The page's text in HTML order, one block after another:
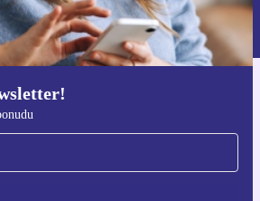
osobnih podataka možeš pronaći u našim
.
refurbed aplikaciju
iOS i Android